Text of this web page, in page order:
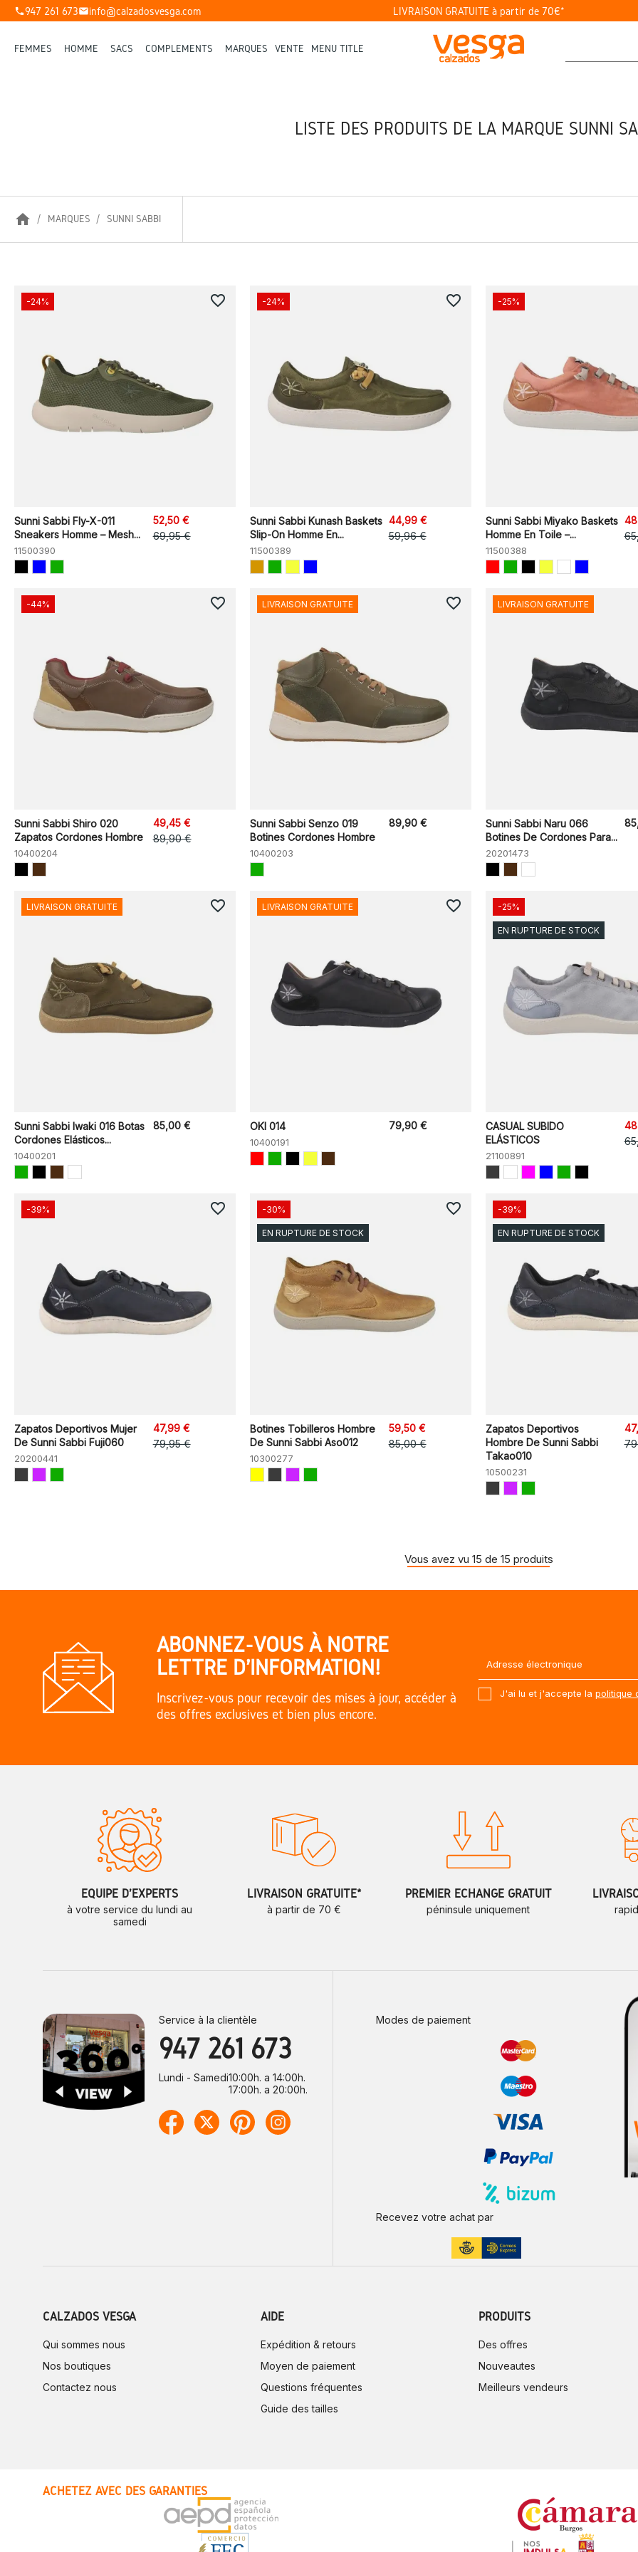
phone947 261 673mailinfo@calzadosvesga.com LIVRAISON GRATUITE à partir de 70€*
FEMMES HOMME SACS COMPLÉMENTS MARQUES VENTE MENU TITLE
LISTE DES PRODUITS DE LA MARQUE SUNNI
home MARQUES SUNNI SABBI
Sunni Sabbi Fly-X-011
Sneakers Homme – Mesh...
11500390
52,50 €
69,95 €
-24% favorite_border
Sunni Sabbi Kunash Baskets
Slip-On Homme En...
11500389
44,99 €
59,96 €
-24% favorite_border
Sunni Sabbi Miyako Baskets
Homme En Toile –...
11500388
-25%
Sunni Sabbi Shiro 020
Zapatos Cordones Hombre
10400204
49,45 €
89,90 €
-44% favorite_border
Sunni Sabbi Senzo 019
Botines Cordones Hombre
10400203
89,90 €
LIVRAISON GRATUITE favorite_border
Sunni Sabbi Naru 066
Botines De Cordones Para...
20201473
LIVRAISON GRATUITE
Sunni Sabbi Iwaki 016 Botas
Cordones Elásticos...
10400201
85,00 €
LIVRAISON GRATUITE favorite_border
OKI 014
10400191
79,90 €
LIVRAISON GRATUITE favorite_border
CASUAL SUBIDO
ELÁSTICOS
21100891
-25%
EN RUPTURE DE STOCK
Zapatos Deportivos Mujer
De Sunni Sabbi Fuji060
20200441
47,99 €
79,95 €
-39% favorite_border
Botines Tobilleros Hombre
De Sunni Sabbi Aso012
10300277
59,50 €
85,00 €
-30%
EN RUPTURE DE STOCK
favorite_border
Zapatos Deportivos
Hombre De Sunni Sabbi
Takao010
10500231
-39%
EN RUPTURE DE STOCK
Vous avez vu 15 de 15 produits
ABONNEZ-VOUS À NOTRE
LETTRE D'INFORMATION!
Inscrivez-vous pour recevoir des mises à jour, accéder à
des offres exclusives et bien plus encore.
J'ai lu et j'accepte la politique
ÉQUIPE D'EXPERTS
à votre service du lundi au
samedi
LIVRAISON GRATUITE*
à partir de 70 €
PREMIER ÉCHANGE GRATUIT
péninsule uniquement
Service à la clientèle
947 261 673
Lundi - Samedi10:00h. a 14:00h.
17:00h. a 20:00h.
Modes de paiement
Recevez votre achat par
CALZADOS VESGA
Qui sommes nous
Nos boutiques
Contactez nous
AIDE
Expédition & retours
Moyen de paiement
Questions fréquentes
Guide des tailles
PRODUITS
Des offres
Nouveautes
Meilleurs vendeurs
ACHETEZ AVEC DES GARANTIES